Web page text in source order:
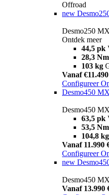
Offroad
new
Desmo250
Ontdek meer
44,5 pk
28,3 Nm
103 kg
Vanaf €11.490
Configureer
Desmo450
Desmo450
63,5 pk
53,5 Nm
104,8 kg
Vanaf 11.990
Configureer
new
Desmo450
Vanaf 13.990